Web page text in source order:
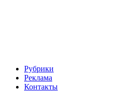
Рубрики
Реклама
Контакты